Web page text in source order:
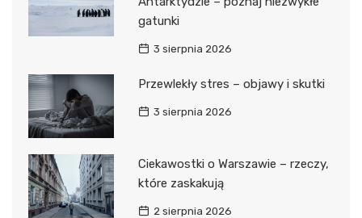
gatunki
3 sierpnia 2026
Przewlekły stres – objawy i skutki
3 sierpnia 2026
Ciekawostki o Warszawie – rzeczy,
które zaskakują
2 sierpnia 2026